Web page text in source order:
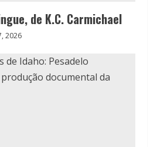
de K.C. Carmichael
2026